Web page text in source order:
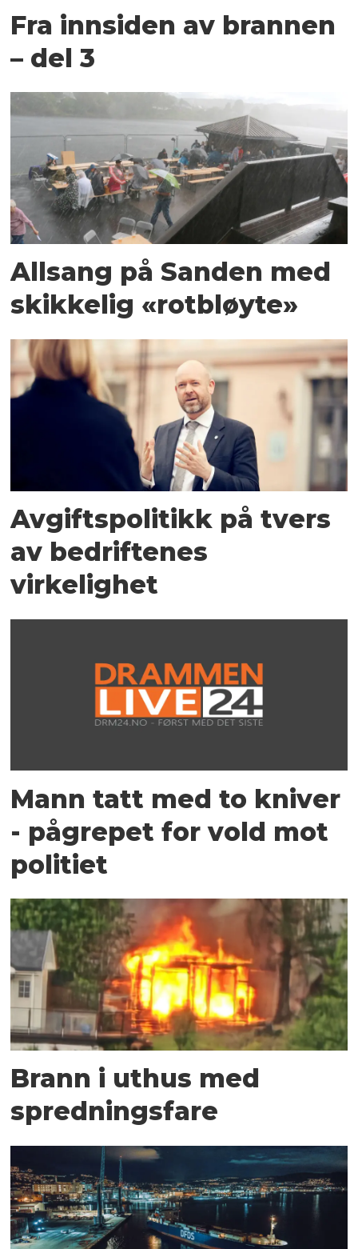
Fra innsiden av brannen
– del 3
Allsang på Sanden med
skikkelig «rotbløyte»
Avgiftspolitikk på tvers
av bedriftenes
virkelighet
Mann tatt med to kniver
- pågrepet for vold mot
politiet
Brann i uthus med
spredningsfare